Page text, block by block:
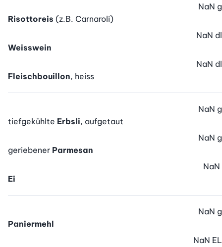
Risottoreis (z.B. Carnaroli)
NaN g
Weisswein
NaN dl
Fleischbouillon, heiss
NaN dl
tiefgekühlte Erbsli, aufgetaut
NaN g
geriebener Parmesan
NaN g
Ei
NaN
Paniermehl
NaN g
NaN EL